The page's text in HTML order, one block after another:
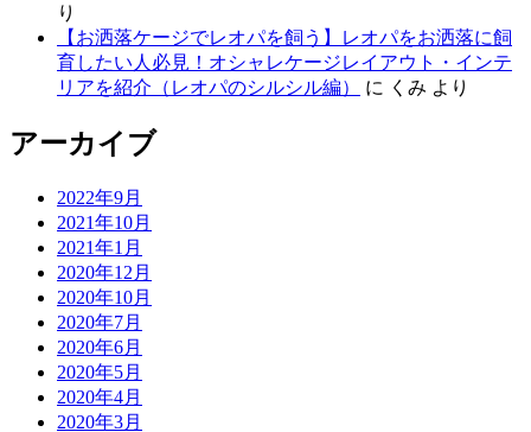
り
【お洒落ケージでレオパを飼う】レオパをお洒落に飼
育したい人必見！オシャレケージレイアウト・インテ
リアを紹介（レオパのシルシル編）
に くみ より
アーカイブ
2022年9月
2021年10月
2021年1月
2020年12月
2020年10月
2020年7月
2020年6月
2020年5月
2020年4月
2020年3月